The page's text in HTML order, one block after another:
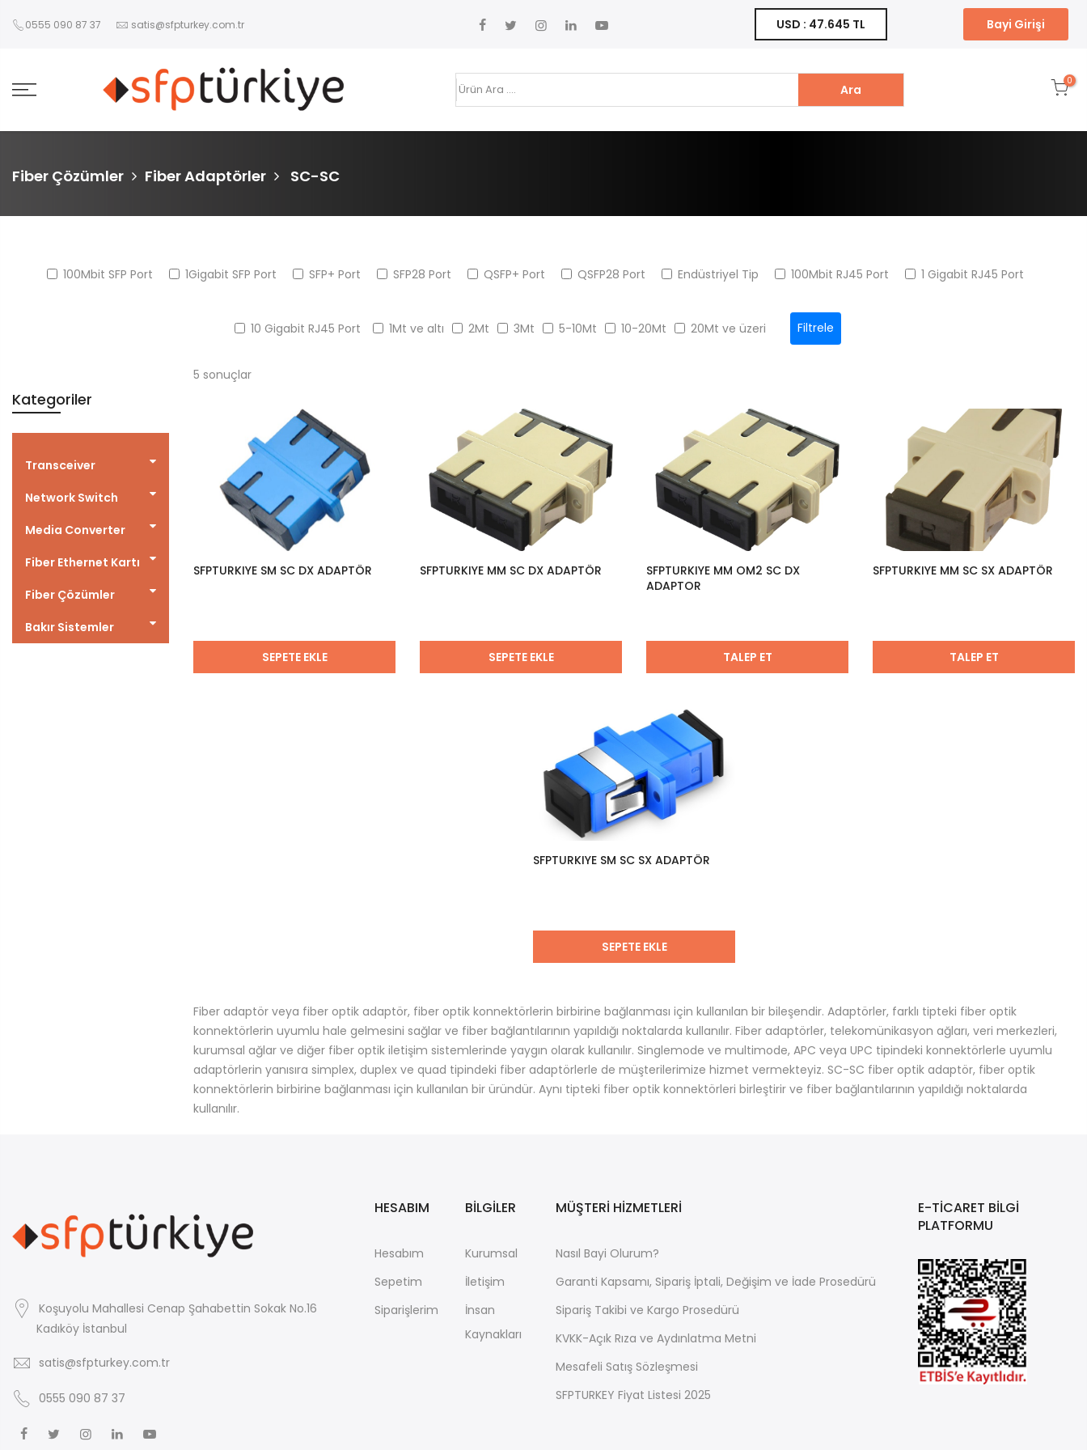
0555 090 87 37 satis@sfpturkey.com.tr USD : 47.645 TL Bayi Girişi
Ara
0
Fiber Çözümler Fiber Adaptörler SC-SC
100Mbit SFP Port 1Gigabit SFP Port SFP+ Port SFP28 Port QSFP+ Port QSFP28 Port Endüstriyel Tip 100Mbit RJ45 Port 1 Gigabit RJ45 Port
10 Gigabit RJ45 Port 1Mt ve altı 2Mt 3Mt 5-10Mt 10-20Mt 20Mt ve üzeri Filtrele
Kategoriler
Transceiver
Network Switch
Media Converter
Fiber Ethernet Kartı
Fiber Çözümler
Bakır Sistemler
5 sonuçlar
SFPTURKIYE SM SC DX ADAPTÖR
SEPETE EKLE
SFPTURKIYE MM SC DX ADAPTÖR
SEPETE EKLE
SFPTURKIYE MM OM2 SC DX
ADAPTOR
TALEP ET
SFPTURKIYE MM SC SX ADAPTÖR
TALEP ET
SFPTURKIYE SM SC SX ADAPTÖR
SEPETE EKLE
Fiber adaptör veya fiber optik adaptör, fiber optik konnektörlerin birbirine bağlanması için kullanılan bir bileşendir. Adaptörler, farklı tipteki fiber optik
konnektörlerin uyumlu hale gelmesini sağlar ve fiber bağlantılarının yapıldığı noktalarda kullanılır. Fiber adaptörler, telekomünikasyon ağları, veri merkezleri,
kurumsal ağlar ve diğer fiber optik iletişim sistemlerinde yaygın olarak kullanılır. Singlemode ve multimode, APC veya UPC tipindeki konnektörlerle uyumlu
adaptörlerin yanısıra simplex, duplex ve quad tipindeki fiber adaptörlerle de müşterilerimize hizmet vermekteyiz. SC-SC fiber optik adaptör, fiber optik
konnektörlerin birbirine bağlanması için kullanılan bir üründür. Aynı tipteki fiber optik konnektörleri birleştirir ve fiber bağlantılarının yapıldığı noktalarda
kullanılır.
Koşuyolu Mahallesi Cenap Şahabettin Sokak No.16
Kadıköy İstanbul
satis@sfpturkey.com.tr
0555 090 87 37
HESABIM
Hesabım
Sepetim
Siparişlerim
BİLGİLER
Kurumsal
İletişim
İnsan
Kaynakları
MÜŞTERİ HİZMETLERİ
Nasıl Bayi Olurum?
Garanti Kapsamı, Sipariş İptali, Değişim ve İade Prosedürü
Sipariş Takibi ve Kargo Prosedürü
KVKK-Açık Rıza ve Aydınlatma Metni
Mesafeli Satış Sözleşmesi
SFPTURKEY Fiyat Listesi 2025
E-TİCARET BİLGİ
PLATFORMU